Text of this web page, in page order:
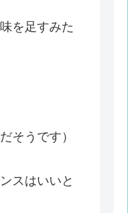
を足すみた
そうです）
スはいいと